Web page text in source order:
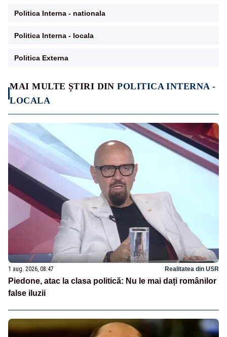
MAI MULTE ȘTIRI DINPOLITICA INTERNA -
LOCALA
1 aug. 2026, 08:47 Realitatea din USR
Piedone, atac la clasa politică: Nu le mai dați românilor
false iluzii
Politica Interna - nationala
Politica Interna - locala
Politica Externa